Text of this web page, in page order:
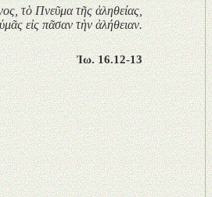
τὸ Πνεῦμα τῆς ἀληθείας,
εἰς πᾶσαν τὴν ἀλήθειαν.
Ἰω. 16.12-13